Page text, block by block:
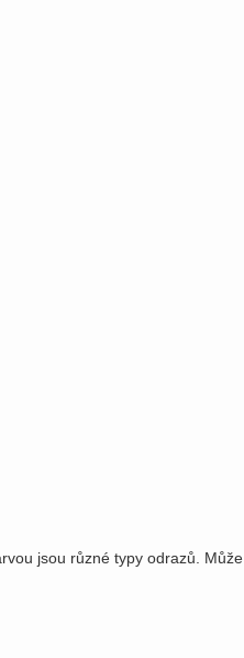
jsou různé typy odrazů. Může